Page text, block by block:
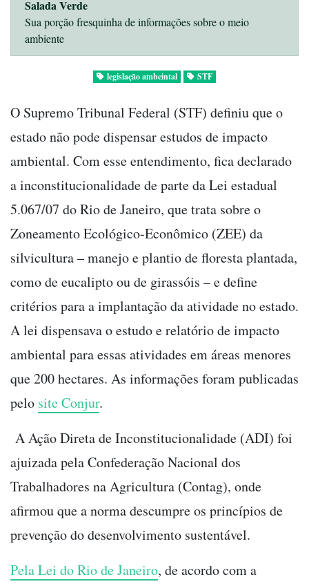
Salada Verde
Sua porção fresquinha de informações sobre o meio
ambiente
legislação ambeintal STF
O Supremo Tribunal Federal (STF) definiu que o
estado não pode dispensar estudos de impacto
ambiental. Com esse entendimento, fica declarado
a inconstitucionalidade de parte da Lei estadual
5.067/07 do Rio de Janeiro, que trata sobre o
Zoneamento Ecológico-Econômico (ZEE) da
silvicultura – manejo e plantio de floresta plantada,
como de eucalipto ou de girassóis – e define
critérios para a implantação da atividade no estado.
A lei dispensava o estudo e relatório de impacto
ambiental para essas atividades em áreas menores
que 200 hectares. As informações foram publicadas
pelo site Conjur.
A Ação Direta de Inconstitucionalidade (ADI) foi
ajuizada pela Confederação Nacional dos
Trabalhadores na Agricultura (Contag), onde
afirmou que a norma descumpre os princípios de
prevenção do desenvolvimento sustentável.
Pela Lei do Rio de Janeiro, de acordo com a